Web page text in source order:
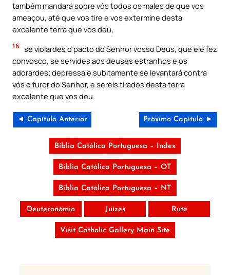
também mandará sobre vós todos os males de que vos
ameaçou, até que vos tire e vos extermine desta
excelente terra que vos deu,
16 se violardes o pacto do Senhor vosso Deus, que ele fez
convosco, se servides aos deuses estranhos e os
adorardes; depressa e subitamente se levantará contra
vós o furor do Senhor, e sereis tirados desta terra
excelente que vos deu.
◄ Capítulo Anterior Próximo Capítulo ►
Bíblia Católica Portuguesa – Index
Bíblia Católica Portuguesa – OT
Bíblia Católica Portuguesa – NT
Deuteronómio Juízes Rute
Visit Catholic Gallery Main Site